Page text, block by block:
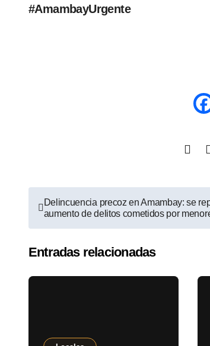
#AmambayUrgente
Delincuencia precoz en Amambay: se
aumento de delitos cometidos por
Entradas relacionadas